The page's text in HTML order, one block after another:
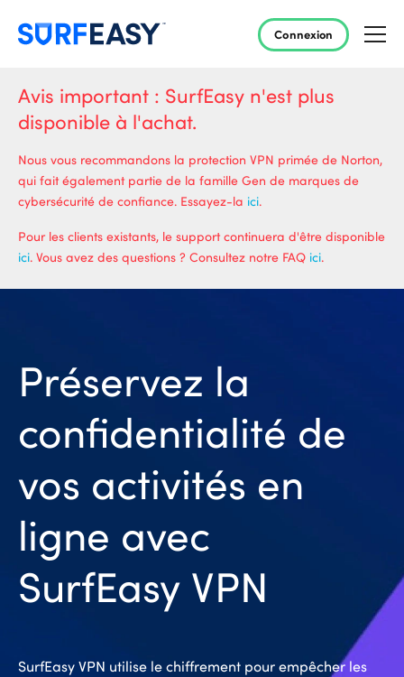
Connexion
Avis important : SurfEasy n'est plus
disponible à l'achat.
Nous vous recommandons la protection VPN primée de Norton,
qui fait également partie de la famille Gen de marques de
cybersécurité de confiance. Essayez-la ici.
Pour les clients existants, le support continuera d'être disponible
ici. Vous avez des questions ? Consultez notre FAQ ici.
Préservez la
confidentialité de
vos activités en
ligne avec
SurfEasy VPN
SurfEasy VPN utilise le chiffrement pour empêcher les